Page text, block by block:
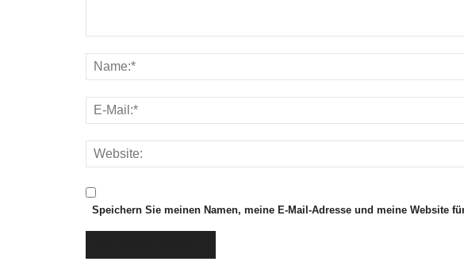
Speichern Sie meinen Namen, meine E-Mail-Adresse und meine Website